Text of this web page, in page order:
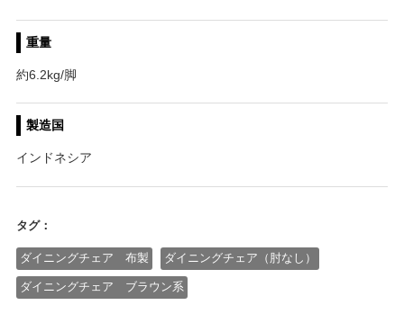
重量
約6.2kg/脚
製造国
インドネシア
タグ：
ダイニングチェア 布製 ダイニングチェア（肘なし）
ダイニングチェア ブラウン系